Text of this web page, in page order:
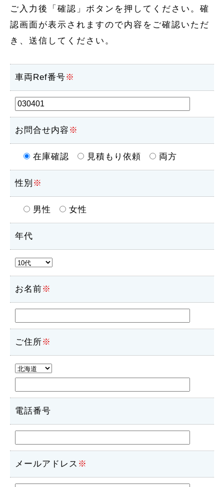
ご入力後「確認」ボタンを押してください。確
認画面が表示されますので内容をご確認いただ
き、送信してください。
車両Ref番号※
お問合せ内容 ※
在庫確認 見積もり依頼 両方
性別 ※
男性 女性
年代
お名前※
ご住所※
電話番号
メールアドレス ※